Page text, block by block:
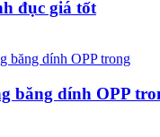
đục giá tốt
băng dính OPP